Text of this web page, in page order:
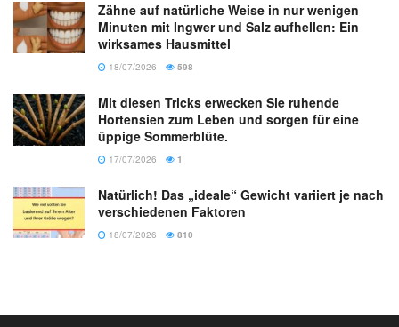
Zähne auf natürliche Weise in nur wenigen
Minuten mit Ingwer und Salz aufhellen: Ein
wirksames Hausmittel
18/07/2026 598
Mit diesen Tricks erwecken Sie ruhende
Hortensien zum Leben und sorgen für eine
üppige Sommerblüte.
17/07/2026 1
Natürlich! Das „ideale“ Gewicht variiert je nach
verschiedenen Faktoren
18/07/2026 810